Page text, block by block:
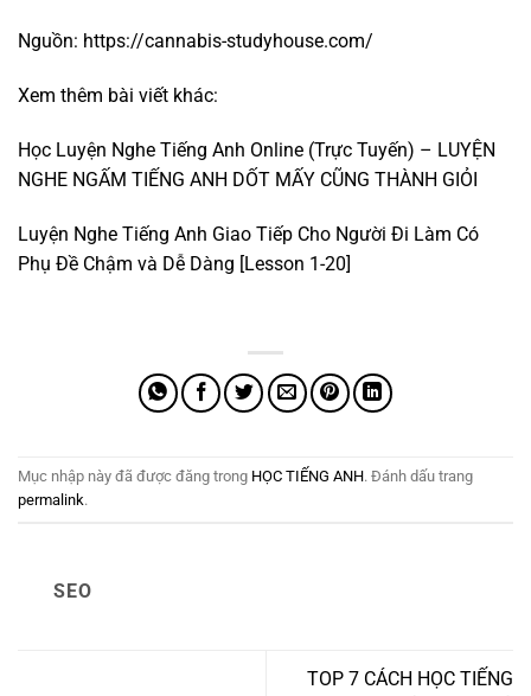
Nguồn: https://cannabis-studyhouse.com/
Xem thêm bài viết khác:
Học Luyện Nghe Tiếng Anh Online (Trực Tuyến) – LUYỆN
NGHE NGẤM TIẾNG ANH DỐT MẤY CŨNG THÀNH GIỎI
Luyện Nghe Tiếng Anh Giao Tiếp Cho Người Đi Làm Có
Phụ Đề Chậm và Dễ Dàng [Lesson 1-20]
Mục nhập này đã được đăng trong HỌC TIẾNG ANH. Đánh dấu trang
permalink.
SEO
TOP 7 CÁCH HỌC TIẾNG